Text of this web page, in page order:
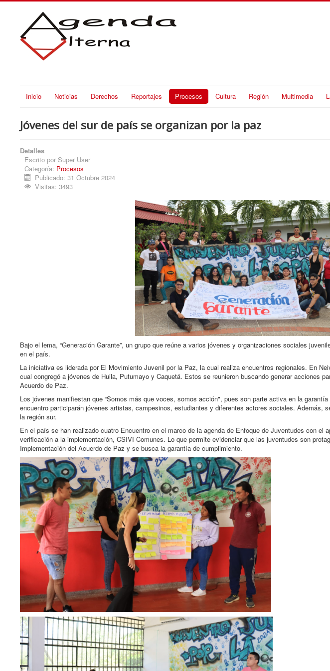
Inicio Noticias Derechos Reportajes Procesos Cultura Región Multimedia
Jóvenes del sur de país se organizan por la paz
Detalles
Escrito por Super User
Categoría: Procesos
Publicado: 31 Octubre 2024
Visitas: 3493
Bajo el lema, “Generación Garante”, un grupo que reúne a varios jóvenes y organizaciones sociales
en el país.
La iniciativa es liderada por El Movimiento Juvenil por la Paz, la cual realiza encuentros regionales. En
cual congregó a jóvenes de Huila, Putumayo y Caquetá. Estos se reunieron buscando generar acciones
Acuerdo de Paz.
Los jóvenes manifiestan que “Somos más que voces, somos acción", pues son parte activa en la
encuentro participarán jóvenes artistas, campesinos, estudiantes y diferentes actores sociales. Además,
la región sur.
En el país se han realizado cuatro Encuentro en el marco de la agenda de Enfoque de Juventudes con el
verificación a la implementación, CSIVI Comunes. Lo que permite evidenciar que las juventudes son
Implementación del Acuerdo de Paz y se busca la garantía de cumplimiento.